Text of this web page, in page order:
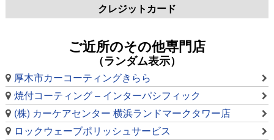
クレジットカード
ご近所のその他専門店
（ランダム表示）
厚木市カーコーティングきらら
焼付コーティング – インターパシフィック
(株) カーケアセンター 横浜ランドマークタワー店
ロックウェーブポリッシュサービス